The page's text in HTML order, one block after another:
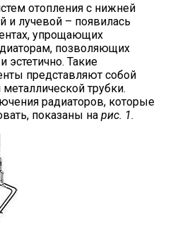
отопления с нижней
и лучевой – появилась
упрощающих
позволяющих
эстетично. Такие
представляют собой
трубки.
радиаторов, которые
показаны на рис. 1.